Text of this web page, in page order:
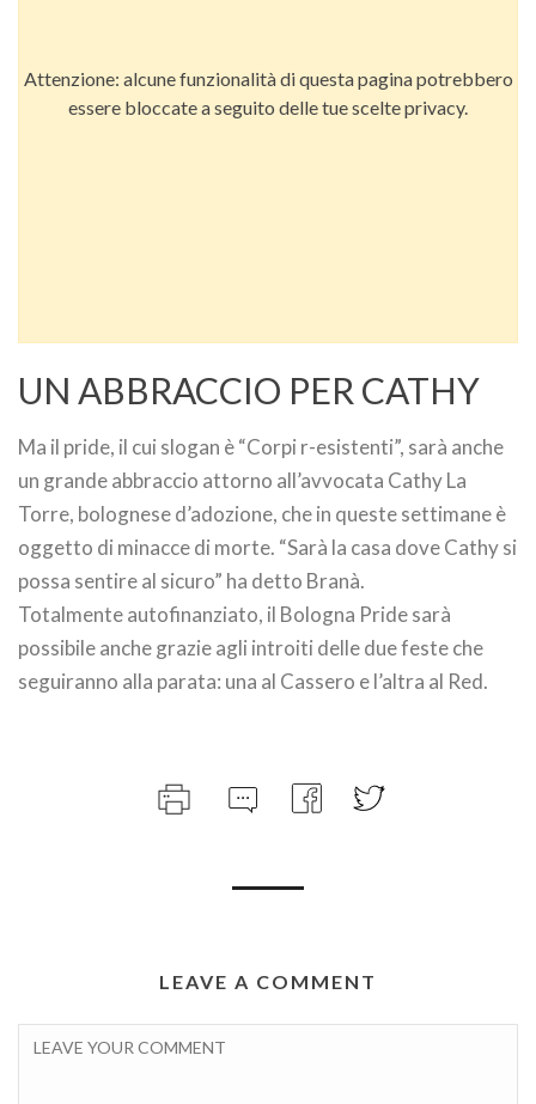
Attenzione: alcune funzionalità di questa pagina potrebbero
essere bloccate a seguito delle tue scelte privacy.
UN ABBRACCIO PER CATHY
Ma il pride, il cui slogan è “Corpi r-esistenti”, sarà anche
un grande abbraccio attorno all’avvocata Cathy La
Torre, bolognese d’adozione, che in queste settimane è
oggetto di minacce di morte. “Sarà la casa dove Cathy si
possa sentire al sicuro” ha detto Branà.
Totalmente autofinanziato, il Bologna Pride sarà
possibile anche grazie agli introiti delle due feste che
seguiranno alla parata: una al Cassero e l’altra al Red.
LEAVE A COMMENT